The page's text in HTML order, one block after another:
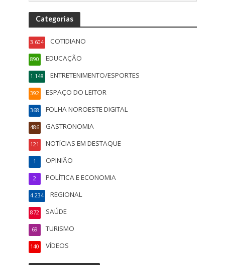
Categorias
COTIDIANO
3.604
EDUCAÇÃO
890
ENTRETENIMENTO/ESPORTES
1.148
ESPAÇO DO LEITOR
392
FOLHA NOROESTE DIGITAL
368
GASTRONOMIA
486
NOTÍCIAS EM DESTAQUE
121
OPINIÃO
1
POLÍTICA E ECONOMIA
2
REGIONAL
4.234
SAÚDE
872
TURISMO
69
VÍDEOS
140